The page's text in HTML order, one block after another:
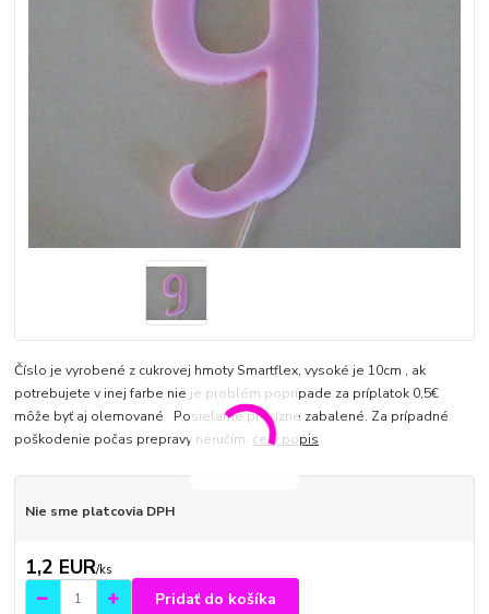
Číslo je vyrobené z cukrovej hmoty Smartflex, vysoké je 10cm , ak
potrebujete v inej farbe nie je problém poprípade za príplatok 0,5€
môže byť aj olemované Posielame precízne zabalené. Za prípadné
poškodenie počas prepravy neručím. celý popis
Nie sme platcovia DPH
1,2 EUR/ks
Pridať do košíka